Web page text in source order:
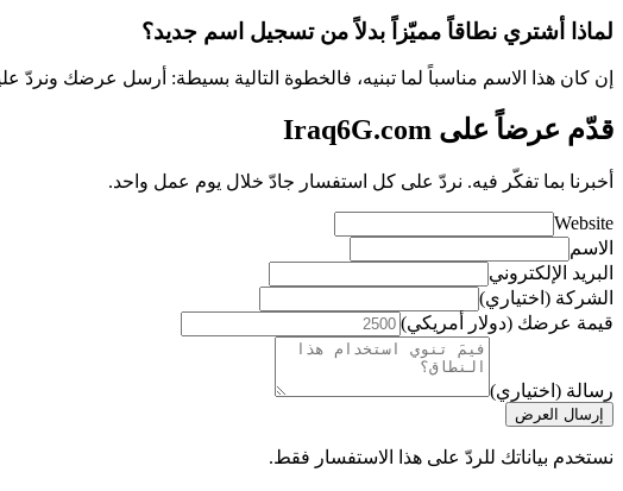
لماذا أشتري نطاقاً مميّزاً بدلاً من تسجيل اسم جديد؟
إن كان هذا الاسم مناسباً لما تبنيه، فالخطوة التالية بسيطة: أرسل عرضك ونردّ
قدّم عرضاً على Iraq6G.com
أخبرنا بما تفكّر فيه. نردّ على كل استفسار جادّ خلال يوم عمل واحد.
Website
الاسم
البريد الإلكتروني
الشركة (اختياري)
قيمة عرضك (دولار أمريكي)
رسالة (اختياري)
إرسال العرض
نستخدم بياناتك للردّ على هذا الاستفسار فقط.